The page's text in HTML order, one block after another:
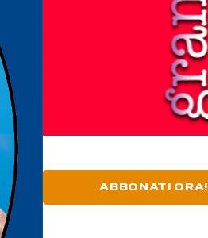
ABBONATI ORA!